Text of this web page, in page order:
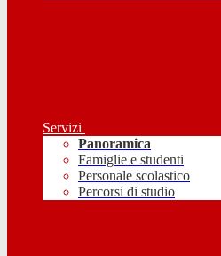
Servizi
Panoramica
Famiglie e studenti
Personale scolastico
Percorsi di studio